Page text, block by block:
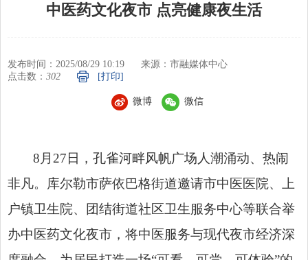
中医药文化夜市 点亮健康夜生活
发布时间：2025/08/29 10:19
来源：市融媒体中心
点击数： 302 [打印]
微博 微信
8月27日，孔雀河畔风帆广场人潮涌动、热闹
非凡。库尔勒市萨依巴格街道邀请市中医医院、上
户镇卫生院、团结街道社区卫生服务中心等联合举
办中医药文化夜市，将中医服务与现代夜市经济深